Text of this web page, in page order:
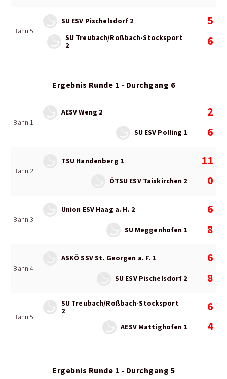
Bahn 5
SU ESV Pischelsdorf 2
5
6
SU Treubach/Roßbach-Stocksport
2
Ergebnis Runde 1 - Durchgang 6
Bahn 1
AESV Weng 2
2
6
SU ESV Polling 1
Bahn 2
TSU Handenberg 1
11
0
ÖTSU ESV Taiskirchen 2
Bahn 3
Union ESV Haag a. H. 2
6
8
SU Meggenhofen 1
Bahn 4
ASKÖ SSV St. Georgen a. F. 1
6
8
SU ESV Pischelsdorf 2
Bahn 5
SU Treubach/Roßbach-Stocksport
2
6
4
AESV Mattighofen 1
Ergebnis Runde 1 - Durchgang 5